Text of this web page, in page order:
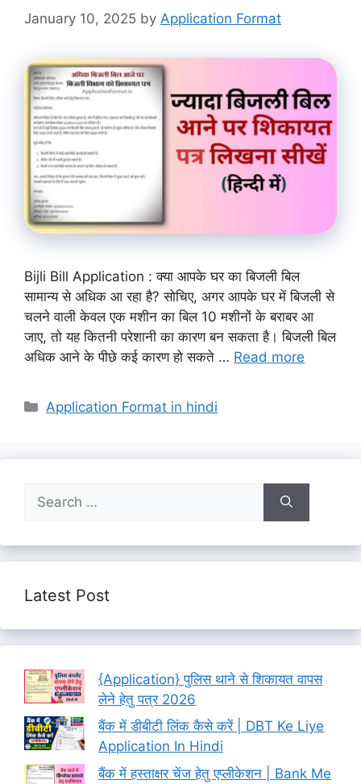
January 10, 2025 by Application Format
Bijli Bill Application : क्या आपके घर का बिजली बिल
सामान्य से अधिक आ रहा है? सोचिए, अगर आपके घर में बिजली से
चलने वाली केवल एक मशीन का बिल 10 मशीनों के बराबर आ
जाए, तो यह कितनी परेशानी का कारण बन सकता है। बिजली बिल
अधिक आने के पीछे कई कारण हो सकते … Read more
Categories
Application Format in hindi
for:
Latest Post
{Application} पुलिस थाने से शिकायत वापस
लेने हेतु पत्र 2026
बैंक में डीबीटी लिंक कैसे करें | DBT Ke Liye
Application In Hindi
बैंक में हस्ताक्षर चेंज हेतु एप्लीकेशन | Bank Me